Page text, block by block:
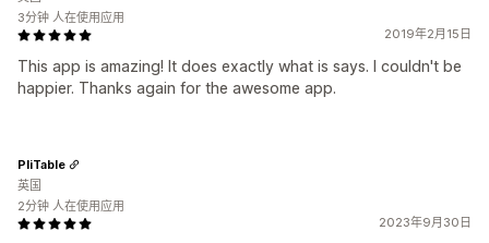
2019年2月15日
This app is amazing! It does exactly what is says. I couldn't be
happier. Thanks again for the awesome app.
3分钟 人在使用应用
2023年9月30日
PliTable
英国
2分钟 人在使用应用